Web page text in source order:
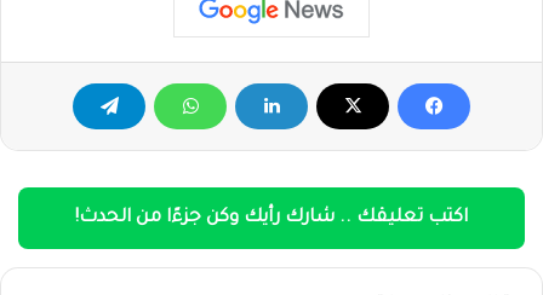
اكتب تعليقك .. شارك رأيك وكن جزءًا من الحدث!